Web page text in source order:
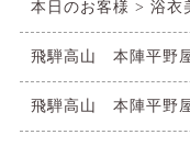
本日のお客様 > 浴衣
飛騨高山 本陣平野
飛騨高山 本陣平野